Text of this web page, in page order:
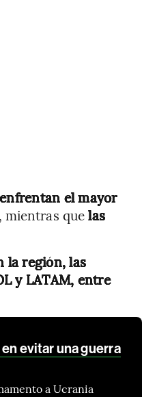
el mayor
mientras quelas
la región, las
y LATAM, entre
evitar una guerra
a Ucrania